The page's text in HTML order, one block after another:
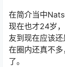
在简介当中
现在也才24岁
友到现在应该
在圈内还真不
了。